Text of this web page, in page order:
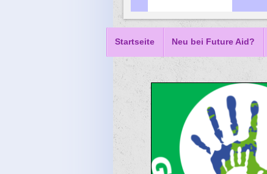
Startseite Neu bei Future Aid?